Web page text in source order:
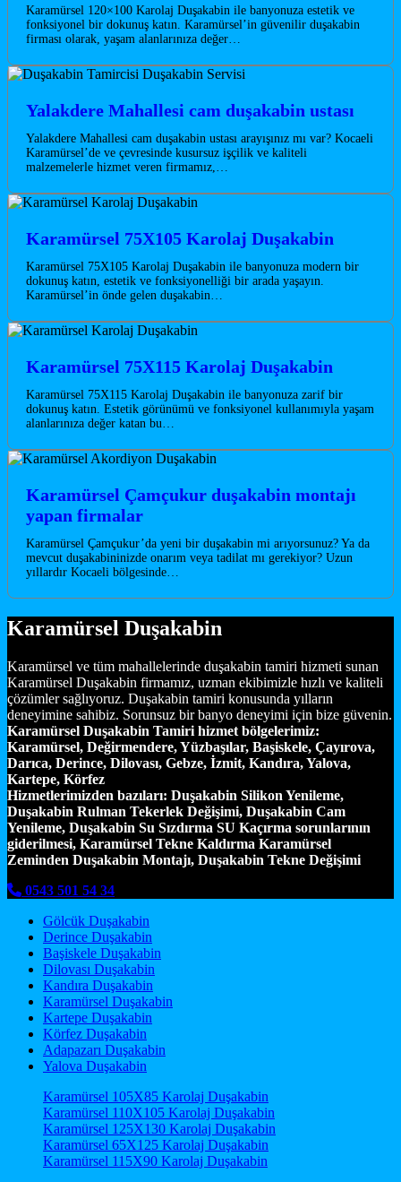
Karamürsel 120×100 Karolaj Duşakabin ile banyonuza estetik ve
fonksiyonel bir dokunuş katın. Karamürsel’in güvenilir duşakabin
firması olarak, yaşam alanlarınıza değer…
Yalakdere Mahallesi cam duşakabin ustası
Yalakdere Mahallesi cam duşakabin ustası arayışınız mı var? Kocaeli
Karamürsel’de ve çevresinde kusursuz işçilik ve kaliteli
malzemelerle hizmet veren firmamız,…
Karamürsel 75X105 Karolaj Duşakabin
Karamürsel 75X105 Karolaj Duşakabin ile banyonuza modern bir
dokunuş katın, estetik ve fonksiyonelliği bir arada yaşayın.
Karamürsel’in önde gelen duşakabin…
Karamürsel 75X115 Karolaj Duşakabin
Karamürsel 75X115 Karolaj Duşakabin ile banyonuza zarif bir
dokunuş katın. Estetik görünümü ve fonksiyonel kullanımıyla yaşam
alanlarınıza değer katan bu…
Karamürsel Çamçukur duşakabin montajı
yapan firmalar
Karamürsel Çamçukur’da yeni bir duşakabin mi arıyorsunuz? Ya da
mevcut duşakabininizde onarım veya tadilat mı gerekiyor? Uzun
yıllardır Kocaeli bölgesinde…
Karamürsel Duşakabin
Karamürsel ve tüm mahallelerinde duşakabin tamiri hizmeti sunan
Karamürsel Duşakabin firmamız, uzman ekibimizle hızlı ve kaliteli
çözümler sağlıyoruz. Duşakabin tamiri konusunda yılların
deneyimine sahibiz. Sorunsuz bir banyo deneyimi için bize güvenin.
Karamürsel Duşakabin Tamiri hizmet bölgelerimiz:
Karamürsel, Değirmendere, Yüzbaşılar, Başiskele, Çayırova,
Darıca, Derince, Dilovası, Gebze, İzmit, Kandıra, Yalova,
Kartepe, Körfez
Hizmetlerimizden bazıları: Duşakabin Silikon Yenileme,
Duşakabin Rulman Tekerlek Değişimi, Duşakabin Cam
Yenileme, Duşakabin Su Sızdırma SU Kaçırma sorunlarının
giderilmesi, Karamürsel Tekne Kaldırma Karamürsel
Zeminden Duşakabin Montajı, Duşakabin Tekne Değişimi
0543 501 54 34
Gölcük Duşakabin
Derince Duşakabin
Başiskele Duşakabin
Dilovası Duşakabin
Kandıra Duşakabin
Karamürsel Duşakabin
Kartepe Duşakabin
Körfez Duşakabin
Adapazarı Duşakabin
Yalova Duşakabin
Karamürsel 105X85 Karolaj Duşakabin
Karamürsel 110X105 Karolaj Duşakabin
Karamürsel 125X130 Karolaj Duşakabin
Karamürsel 65X125 Karolaj Duşakabin
Karamürsel 115X90 Karolaj Duşakabin